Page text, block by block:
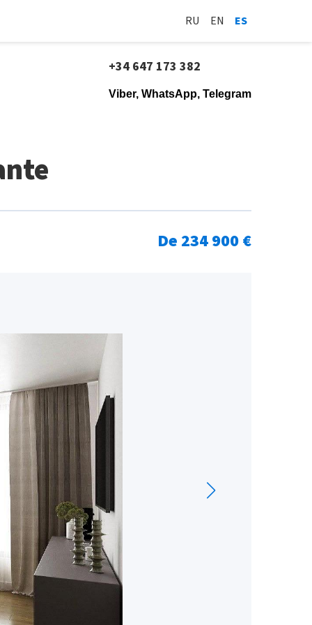
RU EN ES
+34 647 173 382
Viber, WhatsApp, Telegram
De 234 900 €